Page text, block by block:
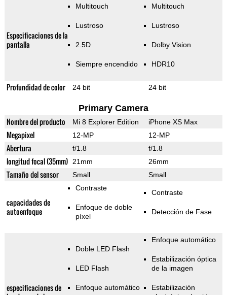
Especificaciones de la
pantalla
Multitouch
Lustroso
2.5D
Siempre encendido
Multitouch
Lustroso
Dolby Vision
HDR10
Profundidad de color 24 bit 24 bit
Primary Camera
Nombre del producto Mi 8 Explorer Edition iPhone XS Max
Megapixel 12-MP 12-MP
Abertura f/1.8 f/1.8
longitud focal (35mm) 21mm 26mm
Tamaño del sensor Small Small
capacidades de
autoenfoque
Contraste
Enfoque de doble
píxel
Contraste
Detección de Fase
especificaciones de
Doble LED Flash
LED Flash
Enfoque automático
Enfoque automático
Estabilización óptica
de la imagen
Estabilización